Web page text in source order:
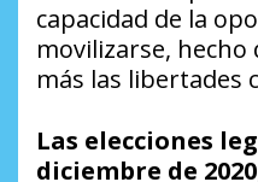
capacidad de la
movilizarse,
más las libertades
Las elecciones
diciembre de 2020